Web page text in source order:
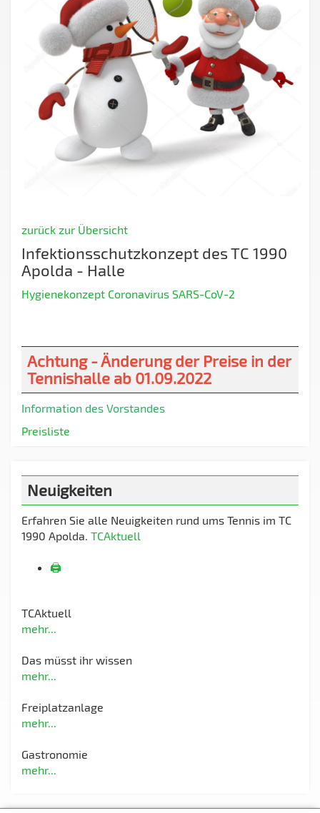
zurück zur Übersicht
Infektionsschutzkonzept des TC 1990
Apolda - Halle
Hygienekonzept Coronavirus SARS-CoV-2
Achtung - Änderung der Preise in der
Tennishalle ab 01.09.2022
Information des Vorstandes
Preisliste
Neuigkeiten
Erfahren Sie alle Neuigkeiten rund ums Tennis im TC
1990 Apolda. TCAktuell
🖨️
TCAktuell
mehr...
Das müsst ihr wissen
mehr...
Freiplatzanlage
mehr...
Gastronomie
mehr...